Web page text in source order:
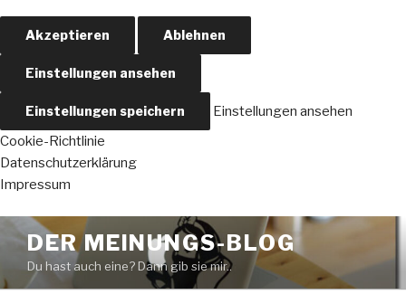
Akzeptieren Ablehnen
Einstellungen ansehen
Einstellungen speichern
Einstellungen ansehen
Cookie-Richtlinie
Datenschutzerklärung
Impressum
Zum
Inhalt
springen
DER MEINUNGS-BLOG
Du hast auch eine? Dann gib sie mir..